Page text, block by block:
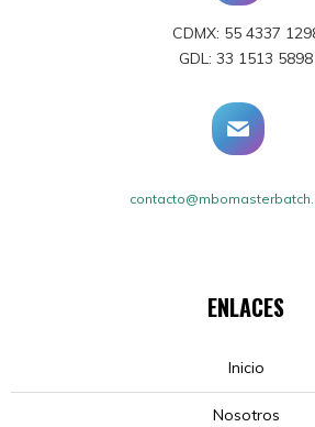
CDMX: 55 4337
GDL: 33 1513 5898
ENLACES
Inicio
Nosotros